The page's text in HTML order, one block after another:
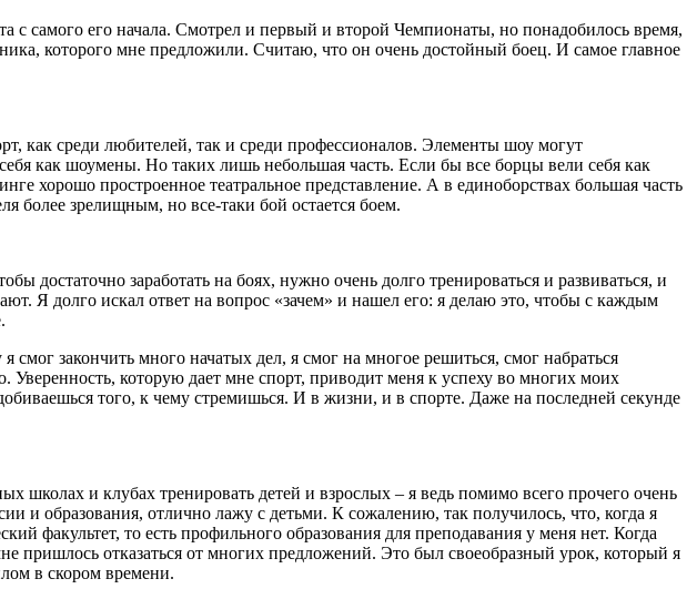
с самого его начала. Смотрел и первый и второй Чемпионаты, но понадобилось время,
которого мне предложили. Считаю, что он очень достойный боец. И самое главное
как среди любителей, так и среди профессионалов. Элементы шоу могут
как шоумены. Но таких лишь небольшая часть. Если бы все борцы вели себя как
хорошо простроенное театральное представление. А в единоборствах большая часть
более зрелищным, но все-таки бой остается боем.
достаточно заработать на боях, нужно очень долго тренироваться и развиваться, и
Я долго искал ответ на вопрос «зачем» и нашел его: я делаю это, чтобы с каждым
закончить много начатых дел, я смог на многое решиться, смог набраться
которую дает мне спорт, приводит меня к успеху во многих моих
того, к чему стремишься. И в жизни, и в спорте. Даже на последней секунде
и клубах тренировать детей и взрослых – я ведь помимо всего прочего очень
и образования, отлично лажу с детьми. К сожалению, так получилось, что, когда я
факультет, то есть профильного образования для преподавания у меня нет. Когда
пришлось отказаться от многих предложений. Это был своеобразный урок, который я
в скором времени.